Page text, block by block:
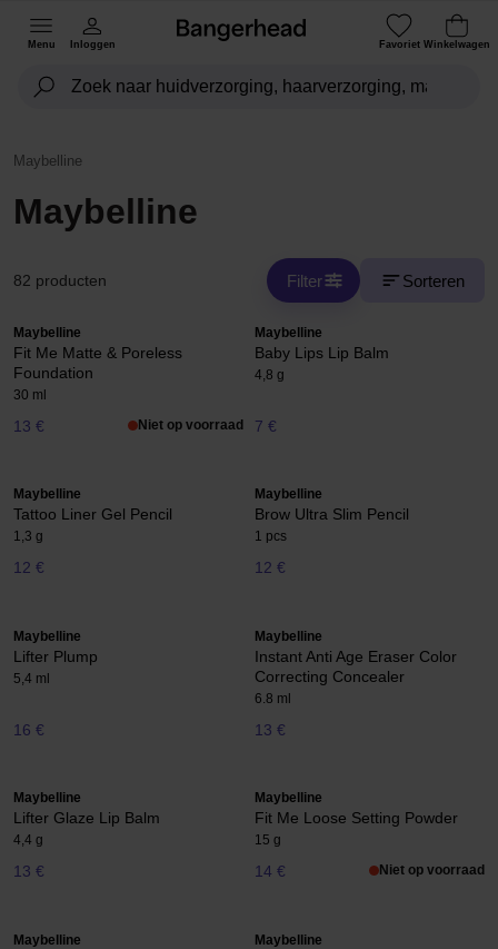
Menu Inloggen Favoriet Winkelwagen
Maybelline
Maybelline
82 producten Filter Sorteren
Maybelline
Fit Me Matte & Poreless
Foundation
30 ml
13 € Niet op voorraad
Maybelline
Baby Lips Lip Balm
4,8 g
7 €
Maybelline
Tattoo Liner Gel Pencil
1,3 g
12 €
Maybelline
Brow Ultra Slim Pencil
1 pcs
12 €
Maybelline
Lifter Plump
5,4 ml
16 €
Maybelline
Instant Anti Age Eraser Color
Correcting Concealer
6.8 ml
13 €
Maybelline
Lifter Glaze Lip Balm
4,4 g
13 €
Maybelline
Fit Me Loose Setting Powder
15 g
14 € Niet op voorraad
Maybelline Maybelline